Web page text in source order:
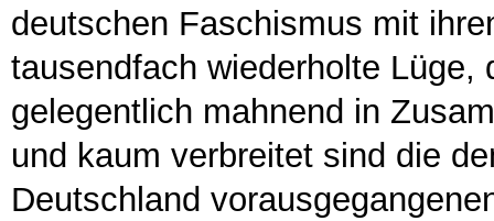
deutschen Faschismus mit
tausendfach wiederholte Lüge,
gelegentlich mahnend in
und kaum verbreitet sind die
Deutschland